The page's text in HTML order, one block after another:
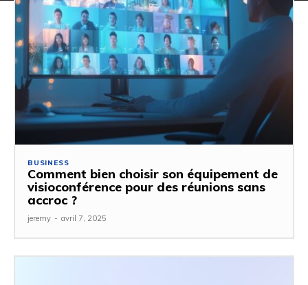
BUSINESS
Comment bien choisir son équipement de
visioconférence pour des réunions sans
accroc ?
jeremy - avril 7, 2025